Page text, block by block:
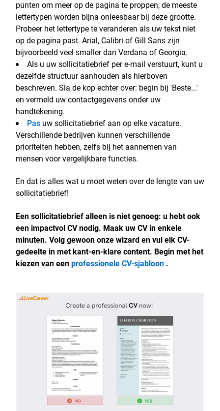
punten om meer op de pagina te proppen; de meeste
lettertypen worden bijna onleesbaar bij deze grootte.
Probeer het lettertype te veranderen als uw tekst niet
op de pagina past. Arial, Calibri of Gill Sans zijn
bijvoorbeeld veel smaller dan Verdana of Georgia.
Als u uw sollicitatiebrief per e-mail verstuurt, kunt u
dezelfde structuur aanhouden als hierboven
beschreven. Sla de kop echter over: begin bij 'Beste...'
en vermeld uw contactgegevens onder uw
handtekening.
Pas uw sollicitatiebrief aan op elke vacature.
Verschillende bedrijven kunnen verschillende
prioriteiten hebben, zelfs bij het aannemen van
mensen voor vergelijkbare functies.
En dat is alles wat u moet weten over de lengte van uw
sollicitatiebrief!
Een sollicitatiebrief alleen is niet genoeg: u hebt ook
een impactvol CV nodig. Maak uw CV in enkele
minuten. Volg gewoon onze wizard en vul elk CV-
gedeelte in met kant-en-klare content. Begin met het
kiezen van eenprofessionele CV-sjabloon .